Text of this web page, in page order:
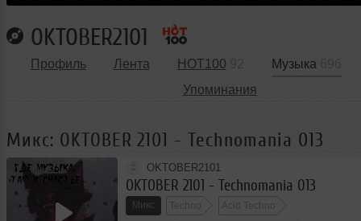
OKTOBER2101
Профиль Лента HOT100 Музыка
Упоминания
Микс: OKTOBER 2101 - Technomania 013
OKTOBER2101
OKTOBER 2101 - Technomania 013
Микс Techno Acid Techno